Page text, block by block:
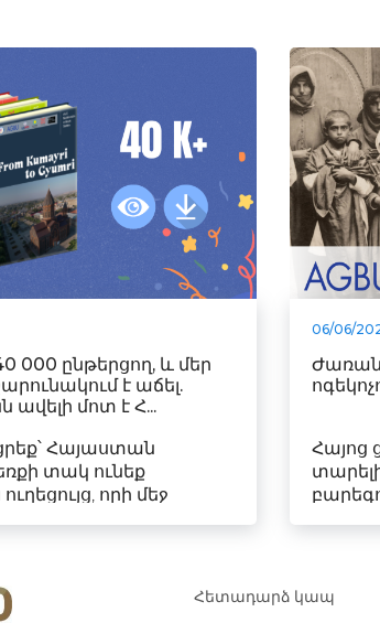
000 ընթերցող, և մեր
է աճել.
մոտ է Հ...
Հայաստան
տակ ունեք
որի մեջ
06/06/
Հայոց
Հետադարձ կապ